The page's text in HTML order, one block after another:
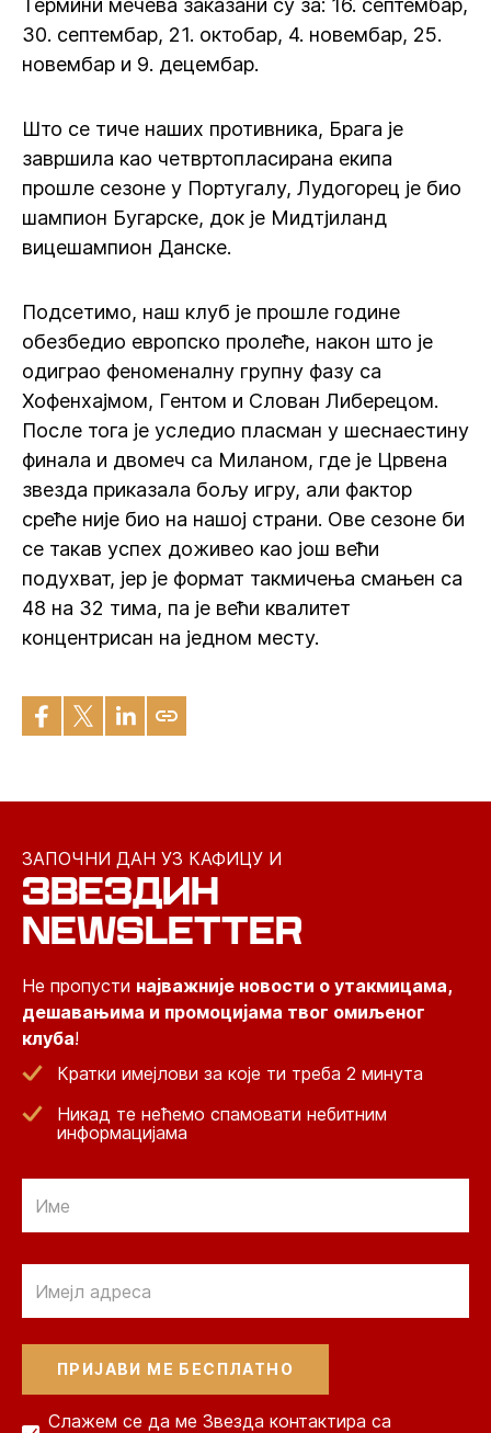
Термини мечева заказани су за: 16. септембар,
30. септембар, 21. октобар, 4. новембар, 25.
новембар и 9. децембар.
Што се тиче наших противника, Брага је
завршила као четвртопласирана екипа
прошле сезоне у Португалу, Лудогорец је био
шампион Бугарске, док је Мидтјиланд
вицешампион Данске.
Подсетимо, наш клуб је прошле године
обезбедио европско пролеће, након што је
одиграо феноменалну групну фазу са
Хофенхајмом, Гентом и Слован Либерецом.
После тога је уследио пласман у шеснаестину
финала и двомеч са Миланом, где је Црвена
звезда приказала бољу игру, али фактор
среће није био на нашој страни. Ове сезоне би
се такав успех доживео као још већи
подухват, јер је формат такмичења смањен са
48 на 32 тима, па је већи квалитет
концентрисан на једном месту.
ЗАПОЧНИ ДАН УЗ КАФИЦУ И
ЗВЕЗДИН
NEWSLETTER
Не пропусти најважније новости о утакмицама,
дешавањима и промоцијама твог омиљеног
клуба!
Кратки имејлови за које ти треба 2 минута
Никад те нећемо спамовати небитним
информацијама
Слажем се да ме Звезда контактира са